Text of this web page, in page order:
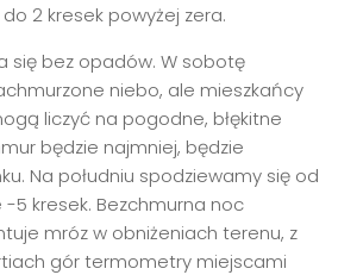
2 kresek powyżej zera.
się bez opadów. W sobotę
niebo, ale mieszkańcy
liczyć na pogodne, błękitne
będzie najmniej, będzie
Na południu spodziewamy się od
5 kresek. Bezchmurna noc
mróz w obniżeniach terenu, z
gór termometry miejscami